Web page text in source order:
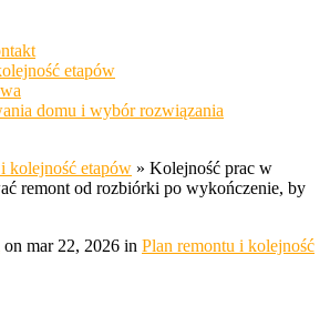
etapów
domu i wybór rozwiązania
kolejność etapów » Kolejność prac w
remont od rozbiórki po wykończenie, by
on mar 22, 2026 in Plan remontu i kolejność